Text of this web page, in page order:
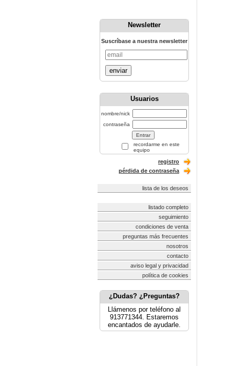
Newsletter
Suscríbase a nuestra newsletter
enviar
Usuarios
nombre/nick
contraseña
recordarme en este
equipo
registro
pérdida de contraseña
lista de los deseos
listado completo
seguimiento
condiciones de venta
preguntas más frecuentes
nosotros
contacto
aviso legal y privacidad
política de cookies
¿Dudas? ¿Preguntas?
Llámenos por teléfono al
913771344. Estaremos
encantados de ayudarle.